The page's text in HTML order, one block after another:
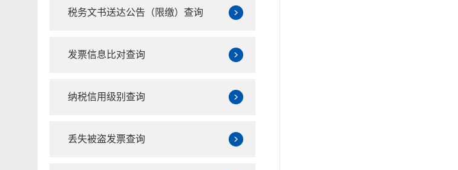
税务文书送达公告（限缴）查询
发票信息比对查询
纳税信用级别查询
丢失被盗发票查询